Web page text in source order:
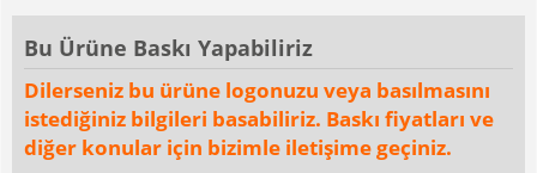
Bu Ürüne Baskı Yapabiliriz
Dilerseniz bu ürüne logonuzu veya basılmasını
istediğiniz bilgileri basabiliriz. Baskı fiyatları ve
diğer konular için bizimle iletişime geçiniz.